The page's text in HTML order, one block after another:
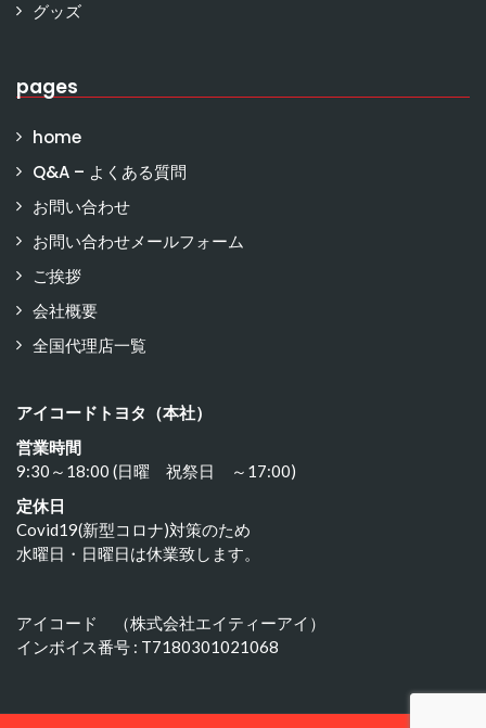
グッズ
pages
home
Q&A – よくある質問
お問い合わせ
お問い合わせメールフォーム
ご挨拶
会社概要
全国代理店一覧
アイコードトヨタ（本社）
営業時間
9:30～18:00 (日曜 祝祭日 ～17:00)
定休日
Covid19(新型コロナ)対策のため
水曜日・日曜日は休業致します。
アイコード （株式会社エイティーアイ）
インボイス番号 : T7180301021068